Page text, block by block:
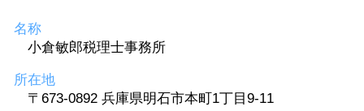
名称
小倉敏郎税理士事務所
所在地
〒673-0892 兵庫県明石市本町1丁目9-11